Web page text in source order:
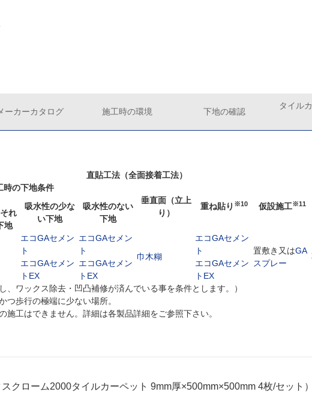
ーカーカタログ 施工時の環境 下地の確認
タイル
直貼工法（全面接着工法）
時の下地条件
垂直面（立上
り）
重ね貼り ※10 仮設施工※11
吸水性の少な
い下地
吸水性のない
下地
れ
地
エコGAセメン
ト
エコGAセメン
トEX
エコGAセメン
ト
エコGAセメン
トEX
巾木糊
エコGAセメン
ト
エコGAセメン
トEX
置敷き又はGA
スプレー
ワックス除去・凹凸補修が済んでいる事を条件とします。）
歩行の極端に少ない場所。
工はできません。詳細は各製品詳細をご参照下さい。
スクローム2000タイルカーペット 9mm厚×500mm×500mm 4枚/セット）